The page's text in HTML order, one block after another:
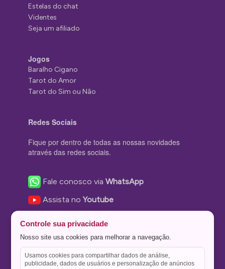
Estelas do chat
Videntes
Seja um afiliado
Jogos
Baralho Cigano
Tarot do Amor
Tarot do Sim ou Não
Redes Sociais
Fique por dentro de todas as nossas novidades
através das redes sociais.
Fale conosco viaWhatsApp
Assista noYoutube
Nos siga no Instagram
Nos siga noTwitter
Controle sua privacidade
Nosso site usa cookies para melhorar a navegação.
Usamos cookies para compartilhar dados de análise,
publicidade, dados de usuários e personalização de anúncios